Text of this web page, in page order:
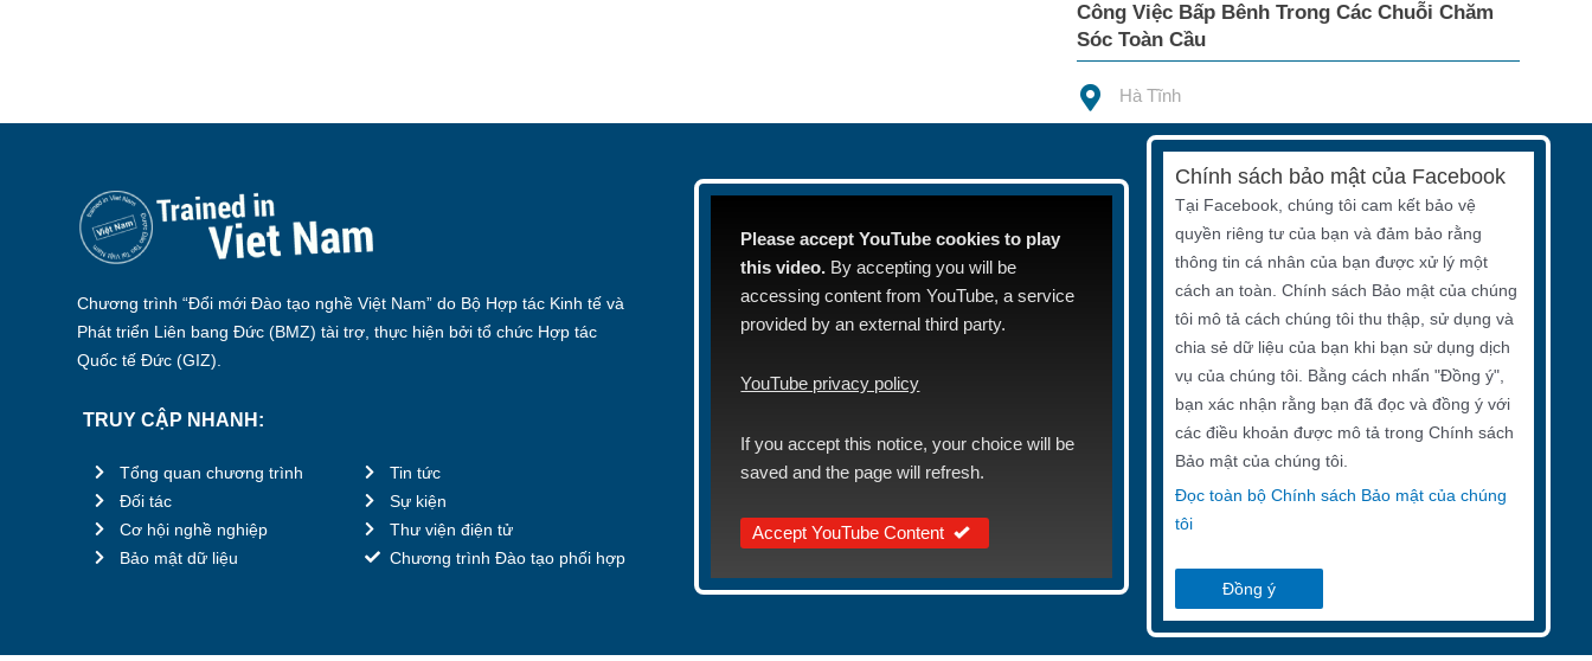
Công Việc Bấp Bênh Trong Các Chuỗi Chăm
Sóc Toàn Cầu
Hà Tĩnh
Chương trình “Đổi mới Đào tạo nghề Việt Nam” do Bộ Hợp tác Kinh tế và
Phát triển Liên bang Đức (BMZ) tài trợ, thực hiện bởi tổ chức Hợp tác
Quốc tế Đức (GIZ).
TRUY CẬP NHANH:
Tổng quan chương trình
Đối tác
Cơ hội nghề nghiệp
Bảo mật dữ liệu
Tin tức
Sự kiện
Thư viện điện tử
Chương trình Đào tạo phối hợp
Please accept YouTube cookies to play
this video. By accepting you will be
accessing content from YouTube, a service
provided by an external third party.
YouTube privacy policy
If you accept this notice, your choice will be
saved and the page will refresh.
Accept YouTube Content
Chính sách bảo mật của Facebook
Tại Facebook, chúng tôi cam kết bảo vệ
quyền riêng tư của bạn và đảm bảo rằng
thông tin cá nhân của bạn được xử lý một
cách an toàn. Chính sách Bảo mật của chúng
tôi mô tả cách chúng tôi thu thập, sử dụng và
chia sẻ dữ liệu của bạn khi bạn sử dụng dịch
vụ của chúng tôi. Bằng cách nhấn "Đồng ý",
bạn xác nhận rằng bạn đã đọc và đồng ý với
các điều khoản được mô tả trong Chính sách
Bảo mật của chúng tôi.
Đọc toàn bộ Chính sách Bảo mật của chúng
tôi
Đồng ý